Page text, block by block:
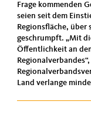
Frage kommenden
seien seit dem
Regionsfläche, über
geschrumpft. „Mit
Öffentlichkeit an
Land verlange